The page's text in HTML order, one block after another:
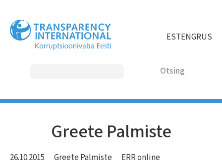
edasi
põhisisu
juurde
ESTENGRUS
NAVIGATION
Greete Palmiste
26.10.2015 Greete Palmiste ERR online